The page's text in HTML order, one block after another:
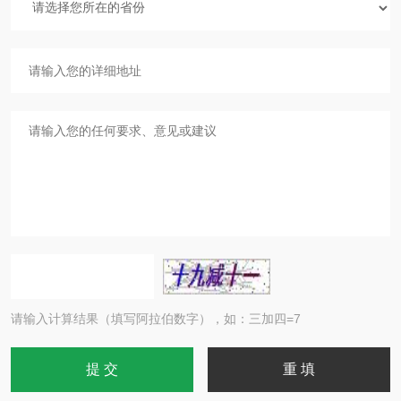
请输入计算结果（填写阿拉伯数字），如：三加四=7